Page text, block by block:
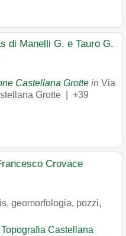
di Manelli G. e Tauro G.
Castellana Grotte in Via
Grotte
+39
Crovace
geomorfologia, pozzi,
Castellana